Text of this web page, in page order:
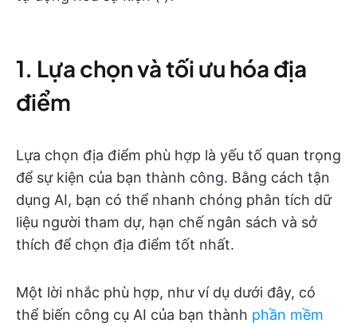
1. Lựa chọn và tối ưu hóa địa
điểm
Lựa chọn địa điểm phù hợp là yếu tố quan trọng
để sự kiện của bạn thành công. Bằng cách tận
dụng AI, bạn có thể nhanh chóng phân tích dữ
liệu người tham dự, hạn chế ngân sách và sở
thích để chọn địa điểm tốt nhất.
Một lời nhắc phù hợp, như ví dụ dưới đây, có
thể biến công cụ AI của bạn thành phần mềm